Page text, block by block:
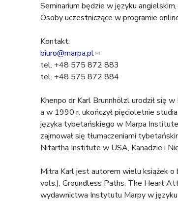
Seminarium będzie w języku
Osoby uczestniczące w programie
Kontakt:
biuro@marpa.pl(
l
i
k
s
e
n
d
e
-
m
tel. +48 575 872 883
tel. +48 575 872 884
Khenpo dr Karl Brunnhölzl urodził się
a w 1990 r. ukończył pięcioletnie
języka tybetańskiego w Marpa
zajmował się tłumaczeniami
Nitartha Institute w USA, Kanadzie i
Mitra Karl jest autorem wielu książek o
vols.), Groundless Paths, The Heart
wydawnictwa Instytutu Marpy w języku